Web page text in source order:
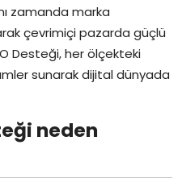
zamanda marka
çevrimiçi pazarda güçlü
Desteği, her ölçekteki
sunarak dijital dünyada
neden